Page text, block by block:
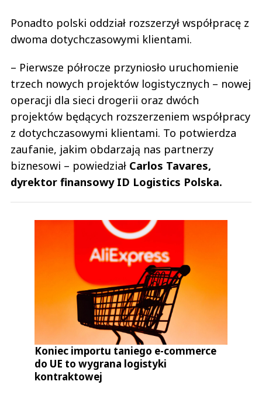
Ponadto polski oddział rozszerzył współpracę z
dwoma dotychczasowymi klientami.
– Pierwsze półrocze przyniosło uruchomienie
trzech nowych projektów logistycznych – nowej
operacji dla sieci drogerii oraz dwóch
projektów będących rozszerzeniem współpracy
z dotychczasowymi klientami. To potwierdza
zaufanie, jakim obdarzają nas partnerzy
biznesowi – powiedział Carlos Tavares,
dyrektor finansowy ID Logistics Polska.
Koniec importu taniego e-commerce
do UE to wygrana logistyki
kontraktowej